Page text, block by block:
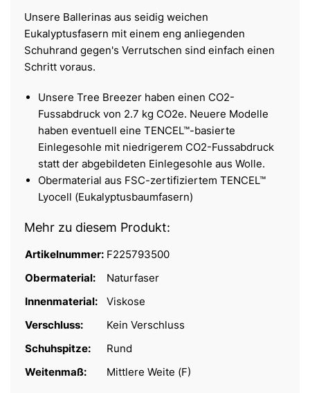
Unsere Ballerinas aus seidig weichen
Eukalyptusfasern mit einem eng anliegenden
Schuhrand gegen's Verrutschen sind einfach einen
Schritt voraus.
Unsere Tree Breezer haben einen CO2-
Fussabdruck von 2.7 kg CO2e. Neuere Modelle
haben eventuell eine TENCEL™-basierte
Einlegesohle mit niedrigerem CO2-Fussabdruck
statt der abgebildeten Einlegesohle aus Wolle.
Obermaterial aus FSC-zertifiziertem TENCEL™
Lyocell (Eukalyptusbaumfasern)
Mehr zu diesem Produkt:
Artikelnummer: F225793500
Obermaterial:
Naturfaser
Innenmaterial:
Viskose
Verschluss:
Kein Verschluss
Schuhspitze:
Rund
Weitenmaß:
Mittlere Weite (F)